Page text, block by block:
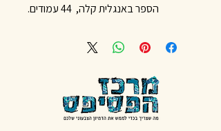
הספר באנגלית קלה, 44 עמודים.